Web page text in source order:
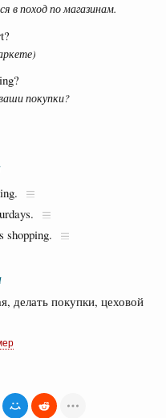
в поход по магазинам.
покупки?
shopping.
делать покупки, цеховой